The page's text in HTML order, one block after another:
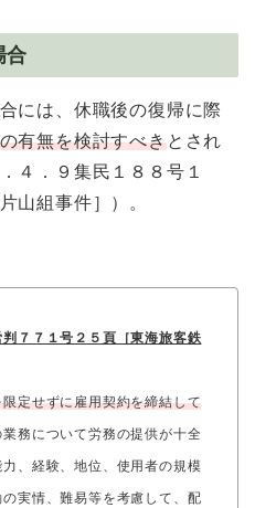
合
には、休職後の復帰に際
有無を検討すべきとされ
４．９集民１８８号１
山組事件］）。
判７７１号２５頁［東海旅客鉄
定せずに雇用契約を締結して
務について労務の提供が十全
、経験、地位、使用者の規模
実情、難易等を考慮して、配